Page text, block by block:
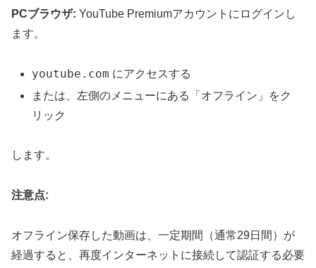
PCブラウザ: YouTube Premiumアカウントにログインし
ます。
youtube.com にアクセスする
または、左側のメニューにある「オフライン」をク
リック
します。
注意点:
オフライン保存した動画は、一定期間（通常29日間）が
経過すると、再度インターネットに接続して認証する必要